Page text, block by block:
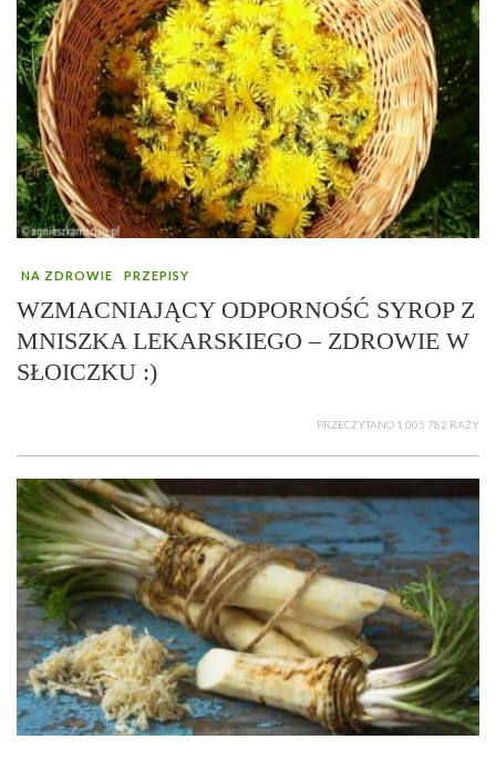
NA ZDROWIE PRZEPISY
WZMACNIAJĄCY ODPORNOŚĆ SYROP Z
MNISZKA LEKARSKIEGO – ZDROWIE W
SŁOICZKU :)
PRZECZYTANO 1 005 782 RAZY